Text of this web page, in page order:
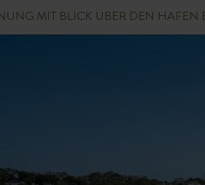
MIT BLICK ÜBER DEN HAFEN